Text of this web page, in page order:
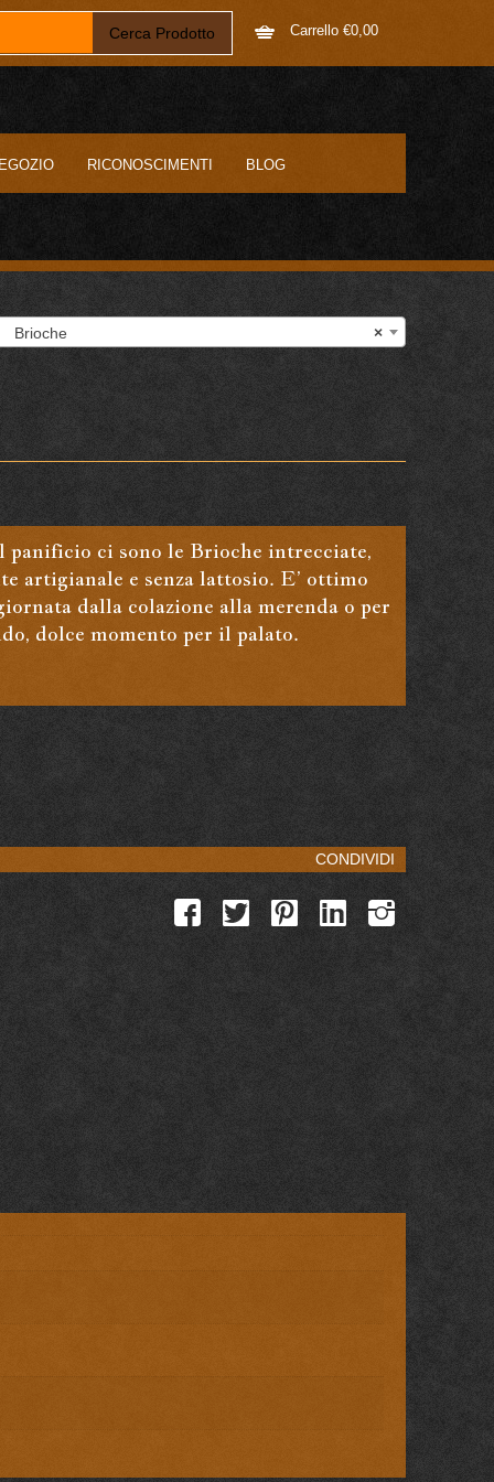
Carrello €0,00
RICONOSCIMENTI BLOG
×
panificio ci sono le Brioche intrecciate,
artigianale e senza lattosio. E’ ottimo
dalla colazione alla merenda o per
dolce momento per il palato.
CONDIVIDI